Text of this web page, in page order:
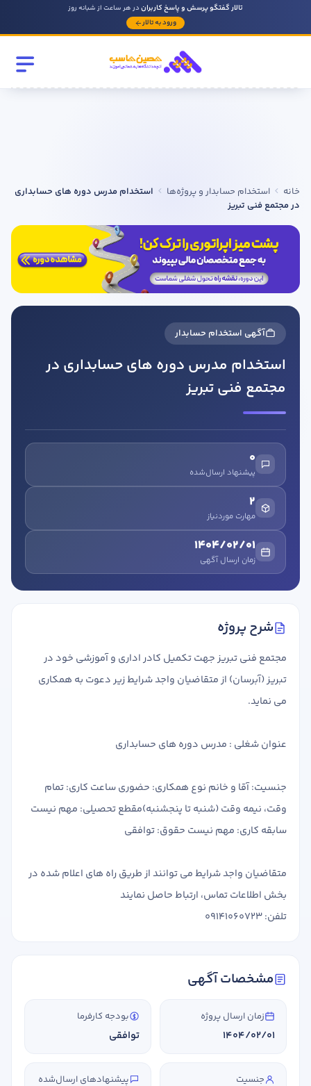
تالار گفتگو پرسش و پاسخ کاربراندر هر ساعت از شبانه روز
ورود به تالار
خانه استخدام حسابدار و پروژه‌ها
استخدام مدرس دوره های حسابداری
در مجتمع فنی تبریز
آگهی استخدام حسابدار
استخدام مدرس دوره های حسابداری در
مجتمع فنی تبریز
0
پیشنهاد ارسال‌شده
2
مهارت موردنیاز
1404/02/01
زمان ارسال آگهی
شرح پروژه
مجتمع فنی تبریز جهت تکمیل کادر اداری و آموزشی خود در
تبریز (آبرسان) از متقاضیان واجد شرایط زیر دعوت به همکاری
می نماید.
عنوان شغلی : مدرس دوره های حسابداری
جنسیت: آقا و خانم نوع همکاری: حضوری ساعت کاری: تمام
وقت، نیمه وقت (شنبه تا پنجشنبه)مقطع تحصیلی: مهم نیست
سابقه کاری: مهم نیست حقوق: توافقی
متقاضیان واجد شرایط می توانند از طریق راه های اعلام شده در
بخش اطلاعات تماس، ارتباط حاصل نمایند
تلفن: 09141060723
مشخصات آگهی
زمان ارسال پروژه
1404/02/01
بودجه کارفرما
توافقی
جنسیت پیشنهادهای ارسال‌شده
بله
خیر
در صورتی که سابقه دارید توضیح مختصر از فعالیتی که در حسابداری
در صورتی که سابقه دارید ، چه مهارت هایی در حسابداری دارید؟
استخدام و شروع کار حسابداری
کار آفرینی
ارتقا به حسابدار حرفه ای